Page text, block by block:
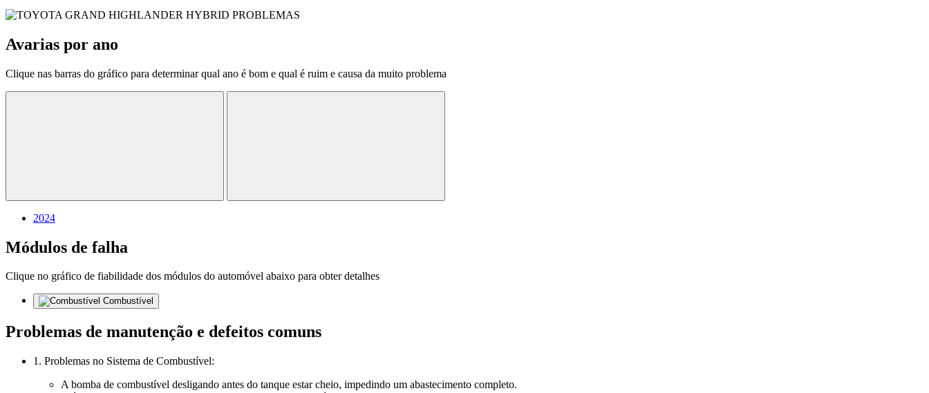
Avarias por ano
Clique nas barras do gráfico para determinar qual ano é bom e qual é ruim e causa da muito problema
2024
Módulos de falha
Clique no gráfico de fiabilidade dos módulos do automóvel abaixo para obter detalhes
Combustível
Problemas de manutenção e defeitos comuns
1. Problemas no Sistema de Combustível:
A bomba de combustível desligando antes do tanque estar cheio, impedindo um abastecimento completo.